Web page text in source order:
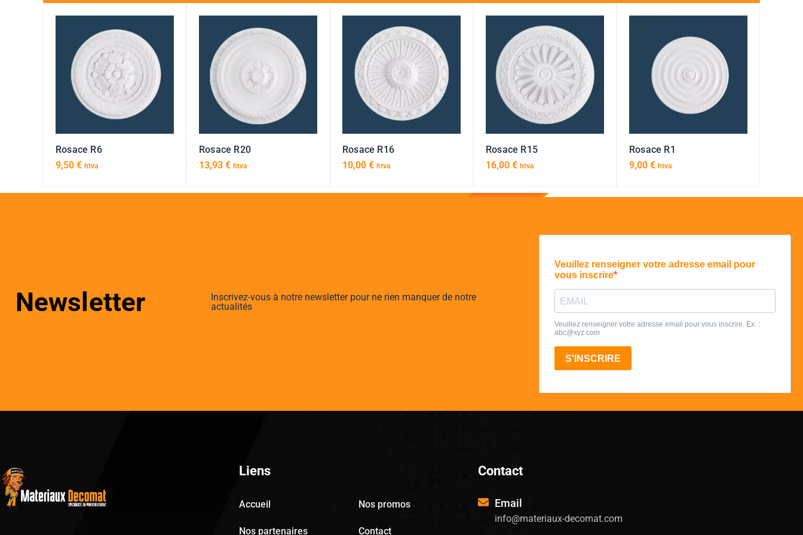
Rosace R6
9,50 € htva
Rosace R20
13,93 € htva
Rosace R16
10,00 € htva
Rosace R15
16,00 € htva
Rosace R1
9,00 € htva
Newsletter
Inscrivez-vous à notre newsletter pour ne rien manquer de notre
actualités
Liens
Accueil Nos promos
Nos partenaires Contact
Contact
Email
info@materiaux-decomat.com